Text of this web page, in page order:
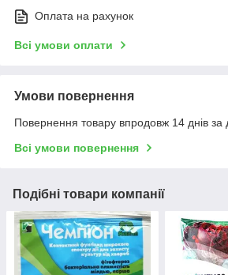
Оплата на рахунок
Всі умови оплати
Умови повернення
Повернення товару впродовж 14 днів за
Всі умови повернення
Подібні товари компанії